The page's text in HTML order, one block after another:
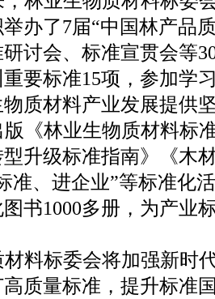
办了7届“中国林产品
讨会、标准宣贯会等
要标准15项，参加学
质材料产业发展提供
《林业生物质材料标
型升级标准指南》《木
准、进企业”等标准化
书1000多册，为产业
料标委会将加强新时
质量标准，提升标准